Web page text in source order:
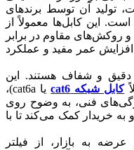
تولید آن توسط برندهای
این کابل‌ها معمولاً از
مقاوم در برابر
عمر مفید و عملکرد
و شفاف هستند. این
کابل شبکه cat6
یا cat6a)،
فنی، به‌ وضوح روی
به خریدار کمک می‌کند تا با
به بازار، از فیلتر